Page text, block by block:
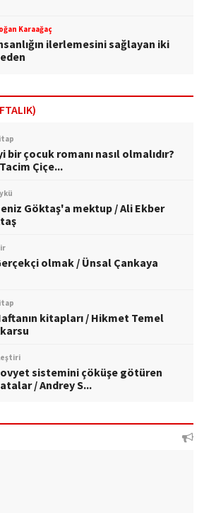
Karaağaç
ilerlemesini sağlayan iki
bir çocuk romanı nasıl olmalıdır?
Çiçe...
Göktaş'a mektup / Ali Ekber
olmak / Ünsal Çankaya
kitapları / Hikmet Temel
sistemini çöküşe götüren
/ Andrey S...